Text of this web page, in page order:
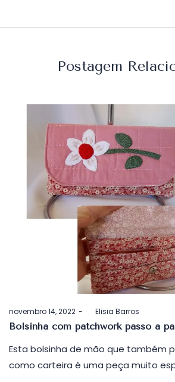
Postagem
Postado
em
novembro 14, 2022 byElisia Barros
Bolsinha com patchwork passo a
Esta bolsinha de mão que também
como carteira é uma peça muito